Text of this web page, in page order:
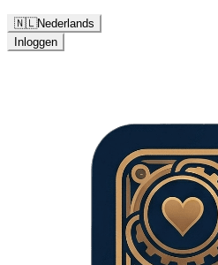
🇳🇱Nederlands
Inloggen